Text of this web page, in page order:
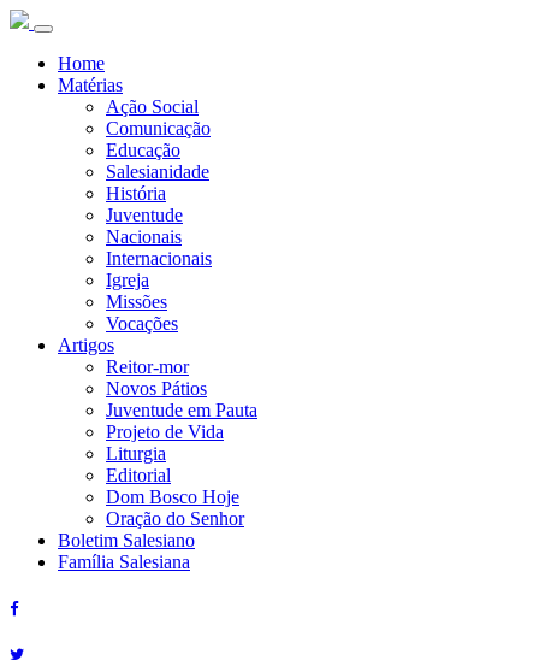
Home
Matérias
Ação Social
Comunicação
Educação
Salesianidade
História
Juventude
Nacionais
Internacionais
Igreja
Missões
Vocações
Artigos
Reitor-mor
Novos Pátios
Juventude em Pauta
Projeto de Vida
Liturgia
Editorial
Dom Bosco Hoje
Oração do Senhor
Boletim Salesiano
Família Salesiana